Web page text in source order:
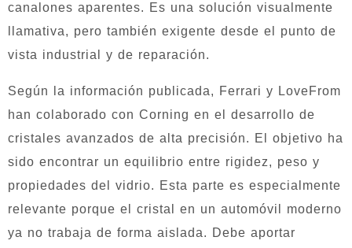
canalones aparentes. Es una solución visualmente
llamativa, pero también exigente desde el punto de
vista industrial y de reparación.
Según la información publicada, Ferrari y LoveFrom
han colaborado con Corning en el desarrollo de
cristales avanzados de alta precisión. El objetivo ha
sido encontrar un equilibrio entre rigidez, peso y
propiedades del vidrio. Esta parte es especialmente
relevante porque el cristal en un automóvil moderno
ya no trabaja de forma aislada. Debe aportar